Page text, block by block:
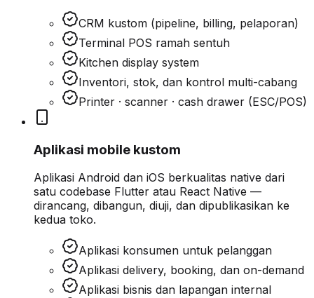
CRM kustom (pipeline, billing, pelaporan)
Terminal POS ramah sentuh
Kitchen display system
Inventori, stok, dan kontrol multi-cabang
Printer · scanner · cash drawer (ESC/POS)
Aplikasi mobile kustom
Aplikasi Android dan iOS berkualitas native dari
satu codebase Flutter atau React Native —
dirancang, dibangun, diuji, dan dipublikasikan ke
kedua toko.
Aplikasi konsumen untuk pelanggan
Aplikasi delivery, booking, dan on-demand
Aplikasi bisnis dan lapangan internal